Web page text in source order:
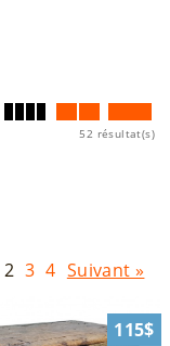
52 résultat(s)
2 3 4 Suivant »
115$